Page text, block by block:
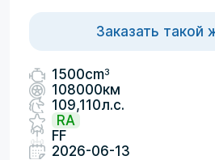
Заказать такой
1500cm3
108000км
109,110л.с.
RA
FF
2026-06-13